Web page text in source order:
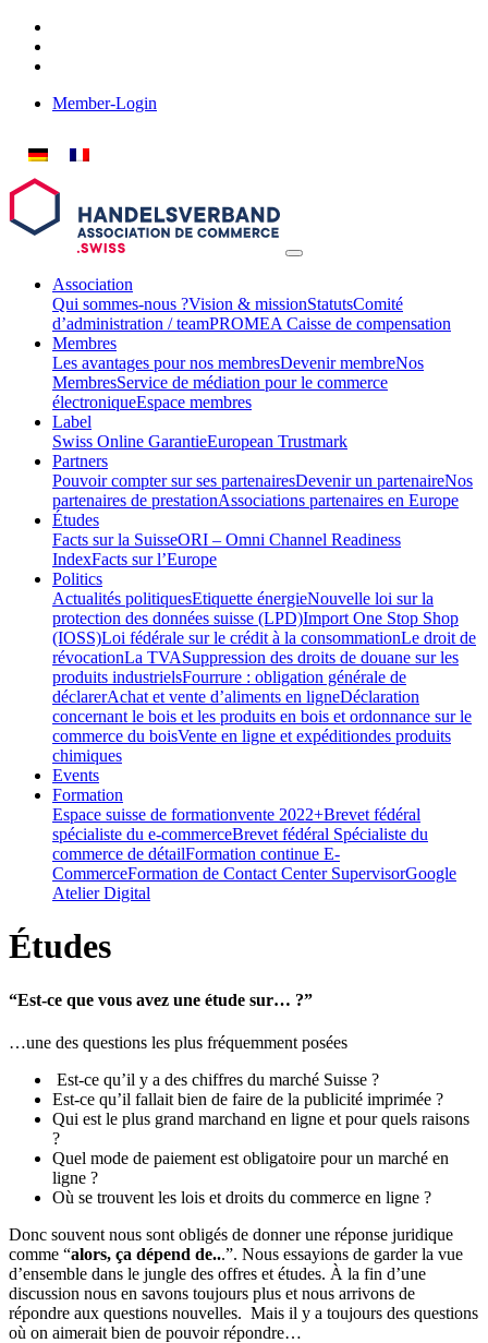
Member-Login
Association
Qui sommes-nous ?Vision & missionStatutsComité
d’administration / teamPROMEA Caisse de compensation
Membres
Les avantages pour nos membresDevenir membreNos
MembresService de médiation pour le commerce
électroniqueEspace membres
Label
Swiss Online GarantieEuropean Trustmark
Partners
Pouvoir compter sur ses partenairesDevenir un partenaireNos
partenaires de prestationAssociations partenaires en Europe
Études
Facts sur la SuisseORI – Omni Channel Readiness
IndexFacts sur l’Europe
Politics
Actualités politiquesEtiquette énergieNouvelle loi sur la
protection des données suisse (LPD)Import One Stop Shop
(IOSS)Loi fédérale sur le crédit à la consommationLe droit de
révocationLa TVASuppression des droits de douane sur les
produits industrielsFourrure : obligation générale de
déclarerAchat et vente d’aliments en ligneDéclaration
concernant le bois et les produits en bois et ordonnance sur le
commerce du boisVente en ligne et expéditiondes produits
chimiques
Events
Formation
Espace suisse de formationvente 2022+Brevet fédéral
spécialiste du e-commerceBrevet fédéral Spécialiste du
commerce de détailFormation continue E-
CommerceFormation de Contact Center SupervisorGoogle
Atelier Digital
Études
“Est-ce que vous avez une étude sur… ?”
…une des questions les plus fréquemment posées
Est-ce qu’il y a des chiffres du marché Suisse ?
Est-ce qu’il fallait bien de faire de la publicité imprimée ?
Qui est le plus grand marchand en ligne et pour quels raisons
?
Quel mode de paiement est obligatoire pour un marché en
ligne ?
Où se trouvent les lois et droits du commerce en ligne ?
Donc souvent nous sont obligés de donner une réponse juridique
comme “alors, ça dépend de...”. Nous essayions de garder la vue
d’ensemble dans le jungle des offres et études. À la fin d’une
discussion nous en savons toujours plus et nous arrivons de
répondre aux questions nouvelles. Mais il y a toujours des questions
où on aimerait bien de pouvoir répondre…